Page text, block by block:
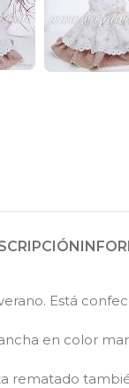
Está
en color
rematado